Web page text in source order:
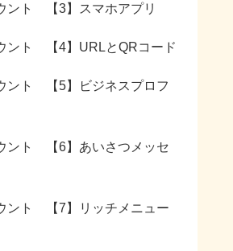
ント 【3】スマホアプリ
ント 【4】URLとQRコード
ント 【5】ビジネスプロフ
ント 【6】あいさつメッセ
ント 【7】リッチメニュー